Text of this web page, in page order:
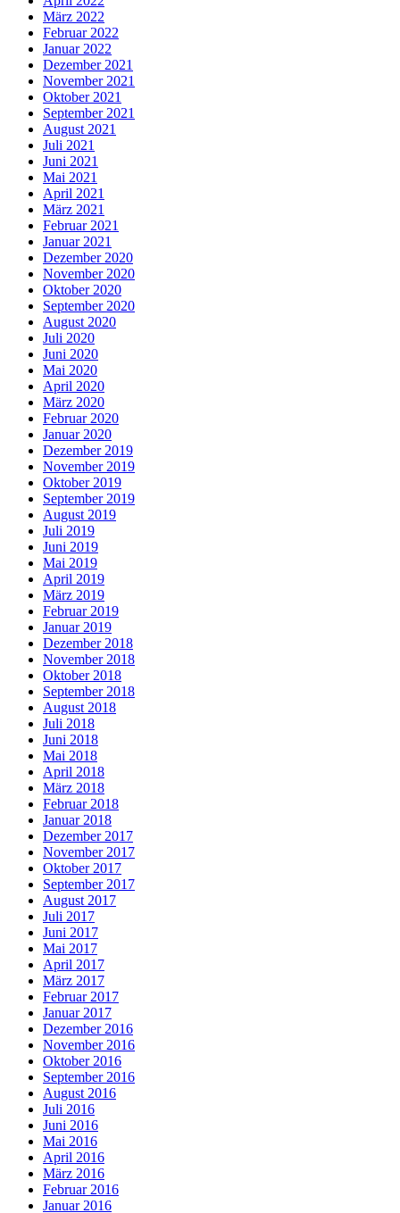
März 2022
Februar 2022
Januar 2022
Dezember 2021
November 2021
Oktober 2021
September 2021
August 2021
Juli 2021
Juni 2021
Mai 2021
April 2021
März 2021
Februar 2021
Januar 2021
Dezember 2020
November 2020
Oktober 2020
September 2020
August 2020
Juli 2020
Juni 2020
Mai 2020
April 2020
März 2020
Februar 2020
Januar 2020
Dezember 2019
November 2019
Oktober 2019
September 2019
August 2019
Juli 2019
Juni 2019
Mai 2019
April 2019
März 2019
Februar 2019
Januar 2019
Dezember 2018
November 2018
Oktober 2018
September 2018
August 2018
Juli 2018
Juni 2018
Mai 2018
April 2018
März 2018
Februar 2018
Januar 2018
Dezember 2017
November 2017
Oktober 2017
September 2017
August 2017
Juli 2017
Juni 2017
Mai 2017
April 2017
März 2017
Februar 2017
Januar 2017
Dezember 2016
November 2016
Oktober 2016
September 2016
August 2016
Juli 2016
Juni 2016
Mai 2016
April 2016
März 2016
Februar 2016
Januar 2016